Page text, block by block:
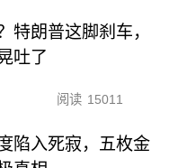
特朗普这脚刹车，
吐了
阅读 15011
陷入死寂，五枚金